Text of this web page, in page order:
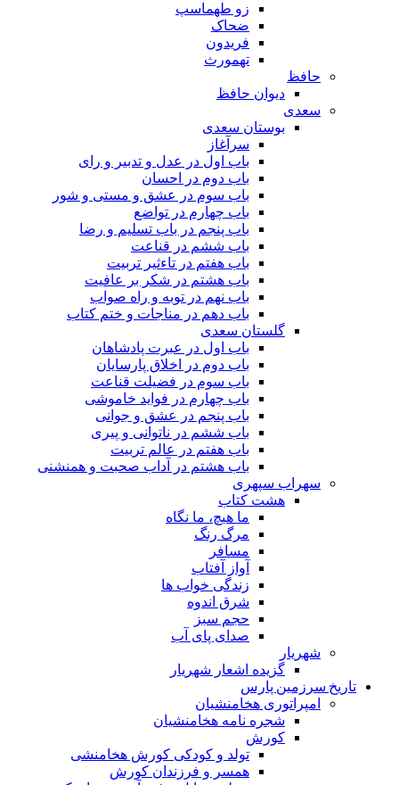
زو طهماسپ‏
ضحاک
فریدون
تهمورث
حافظ
دیوان حافظ
سعدی
بوستان سعدی
سرآغاز
باب اول در عدل و تدبیر و رای
باب دوم در احسان
باب سوم در عشق و مستی و شور
باب چهارم در تواضع
باب پنجم در باب تسلیم و رضا
باب ششم در قناعت
باب هفتم در تاءثیر تربیت
باب هشتم در شکر بر عافیت
باب نهم در توبه و راه صواب
باب دهم در مناجات و ختم کتاب
گلستان سعدی
باب اول در عبرت پادشاهان
باب دوم در اخلاق پارسایان
باب سوم در فضیلت قناعت
باب چهارم در فواید خاموشى
باب پنجم در عشق و جوانى
باب ششم در ناتوانى و پیرى
باب هفتم در عالم تربیت
باب هشتم در آداب صحبت و همنشنى
سهراب سپهری
هشت کتاب
ما هیچ، ما نگاه
مرگ رنگ
مسافر
آواز آفتاب
زندگی خواب ها
شرق اندوه
حجم سبز
صدای پای آب
شهریار
گزیده اشعار شهریار
تاریخ سرزمین پارس
امپراتوری هخامنشیان
شجره نامه هخامنشیان
کورش
تولد و کودکی کورش هخامنشی
همسر و فرزندان کورش